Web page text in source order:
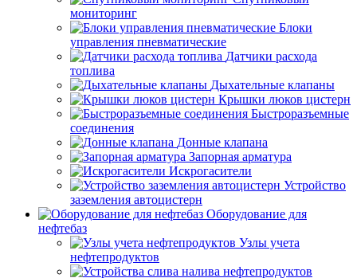
мониторинг
Блоки
управления пневматические
Датчики расхода
топлива
Дыхательные клапаны
Крышки люков цистерн
Быстроразъемные
соединения
Донные клапана
Запорная арматура
Искрогасители
Устройство
заземления автоцистерн
Оборудование для
нефтебаз
Узлы учета
нефтепродуктов